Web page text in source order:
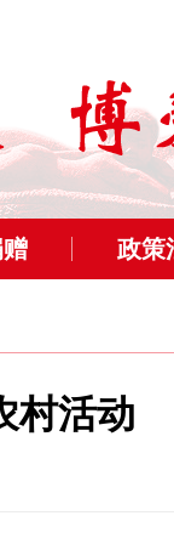
政策
村活动